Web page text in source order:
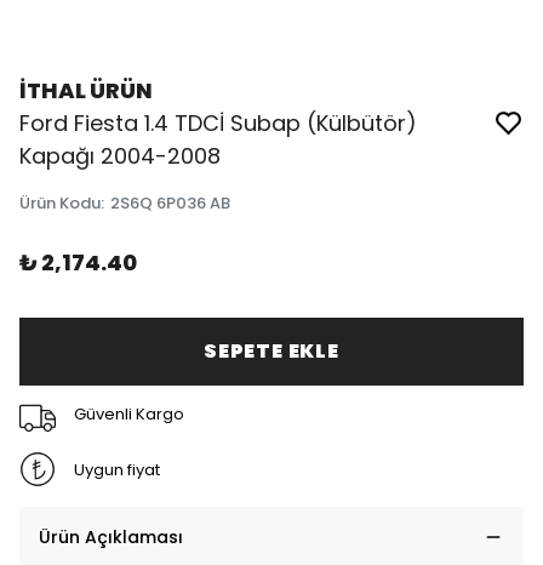
İTHAL ÜRÜN
Ford Fiesta 1.4 TDCİ Subap (Külbütör)
Kapağı 2004-2008
Ürün Kodu: 2S6Q 6P036 AB
₺ 2,174.40
SEPETE EKLE
Güvenli Kargo
Uygun fiyat
Ürün Açıklaması